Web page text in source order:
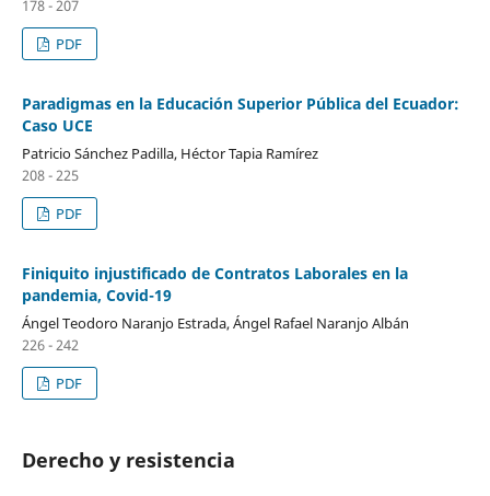
178 - 207
PDF
Paradigmas en la Educación Superior Pública del Ecuador:
Caso UCE
Patricio Sánchez Padilla, Héctor Tapia Ramírez
208 - 225
PDF
Finiquito injustificado de Contratos Laborales en la
pandemia, Covid-19
Ángel Teodoro Naranjo Estrada, Ángel Rafael Naranjo Albán
226 - 242
PDF
Derecho y resistencia